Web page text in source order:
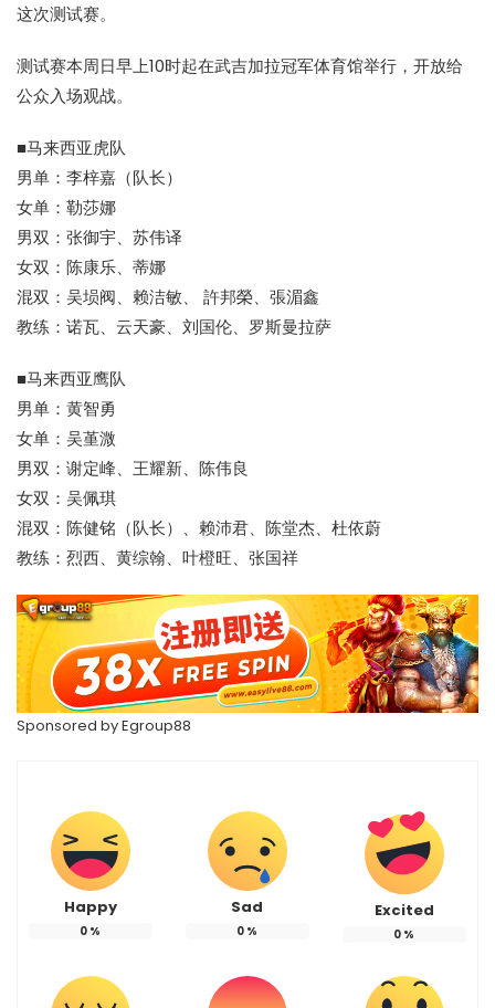
这次测试赛。
测试赛本周日早上10时起在武吉加拉冠军体育馆举行，开放给
公众入场观战。
■马来西亚虎队
男单：李梓嘉（队长）
女单：勒莎娜
男双：张御宇、苏伟译
女双：陈康乐、蒂娜
混双：吴埙阀、赖洁敏、 許邦榮、張湄鑫
教练：诺瓦、云天豪、刘国伦、罗斯曼拉萨
■马来西亚鹰队
男单：黄智勇
女单：吴堇溦
男双：谢定峰、王耀新、陈伟良
女双：吴佩琪
混双：陈健铭（队长）、赖沛君、陈堂杰、杜依蔚
教练：烈西、黄综翰、叶橙旺、张国祥
Sponsored byEgroup88
Happy
0 %
Sad
0 %
Excited
0 %